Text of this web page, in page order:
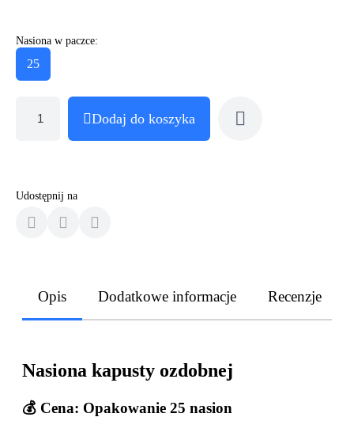
Nasiona w paczce:
25
Dodaj do koszyka
Udostępnij na
Opis Dodatkowe informacje Recenzje
Nasiona kapusty ozdobnej
💰 Cena: Opakowanie 25 nasion